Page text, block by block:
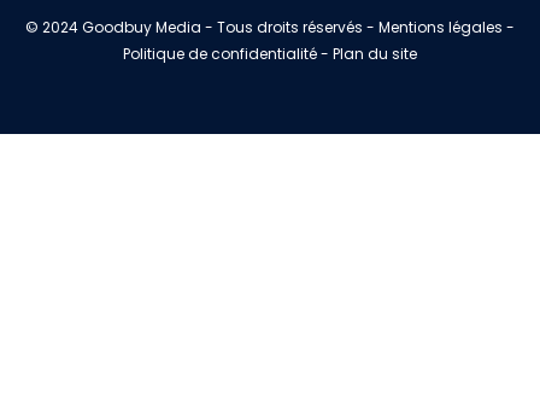
© 2024 Goodbuy Media - Tous droits réservés - Mentions légales -
Politique de confidentialité - Plan du site